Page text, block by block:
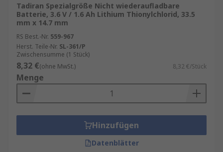
Tadiran Spezialgröße Nicht wiederaufladbare
Batterie, 3.6 V / 1.6 Ah Lithium Thionylchlorid, 33.5
mm x 14.7 mm
RS Best.-Nr. 559-967
Herst. Teile-Nr. SL-361/P
Zwischensumme (1 Stück)
8,32 €(ohne MwSt.) 8,32 €/Stück
Menge
Hinzufügen
Datenblätter